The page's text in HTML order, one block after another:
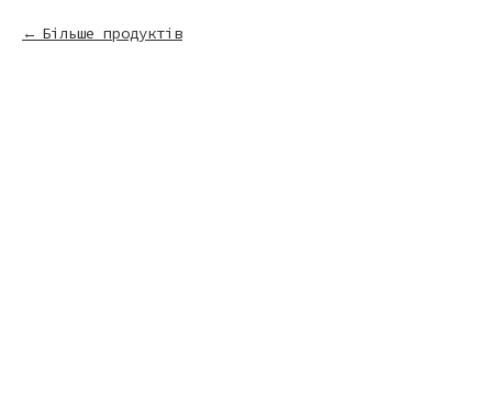
Більше продуктів